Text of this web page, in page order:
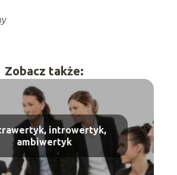
Zobacz także:
introwertyk,
ambiwertyk